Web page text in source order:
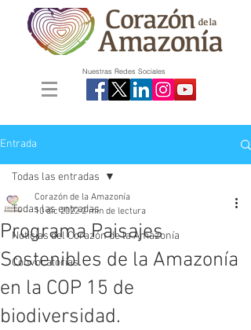
Nuestras Redes Sociales
Entrada
Todas las entradas
Noticias del Corazón de la Amazonía
Convocatorias
Todas las entradas
Programa Paisajes
Sostenibles de la Amazonía
en la COP 15 de
biodiversidad.
Corazón de la Amazonía
10 dic 2022 2 min de lectura